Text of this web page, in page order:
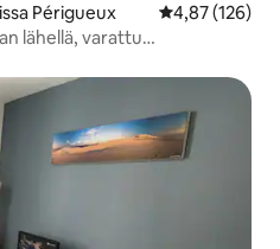
Périgueux
4,87 (126)
lähellä, varattu